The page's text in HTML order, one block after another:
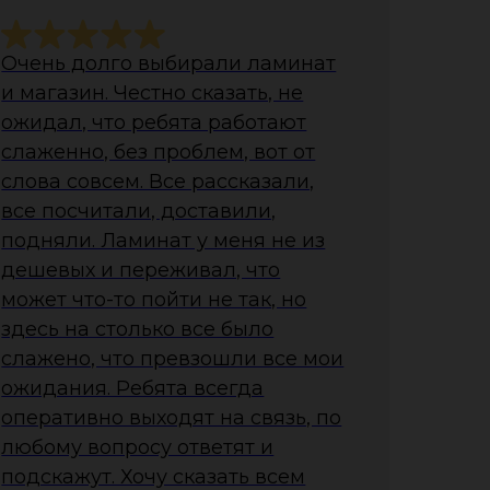
Очень долго выбирали ламинат
и магазин. Честно сказать, не
ожидал, что ребята работают
слаженно, без проблем, вот от
слова совсем. Все рассказали,
все посчитали, доставили,
подняли. Ламинат у меня не из
дешевых и переживал, что
может что-то пойти не так, но
здесь на столько все было
слажено, что превзошли все мои
ожидания. Ребята всегда
оперативно выходят на связь, по
любому вопросу ответят и
подскажут. Хочу сказать всем